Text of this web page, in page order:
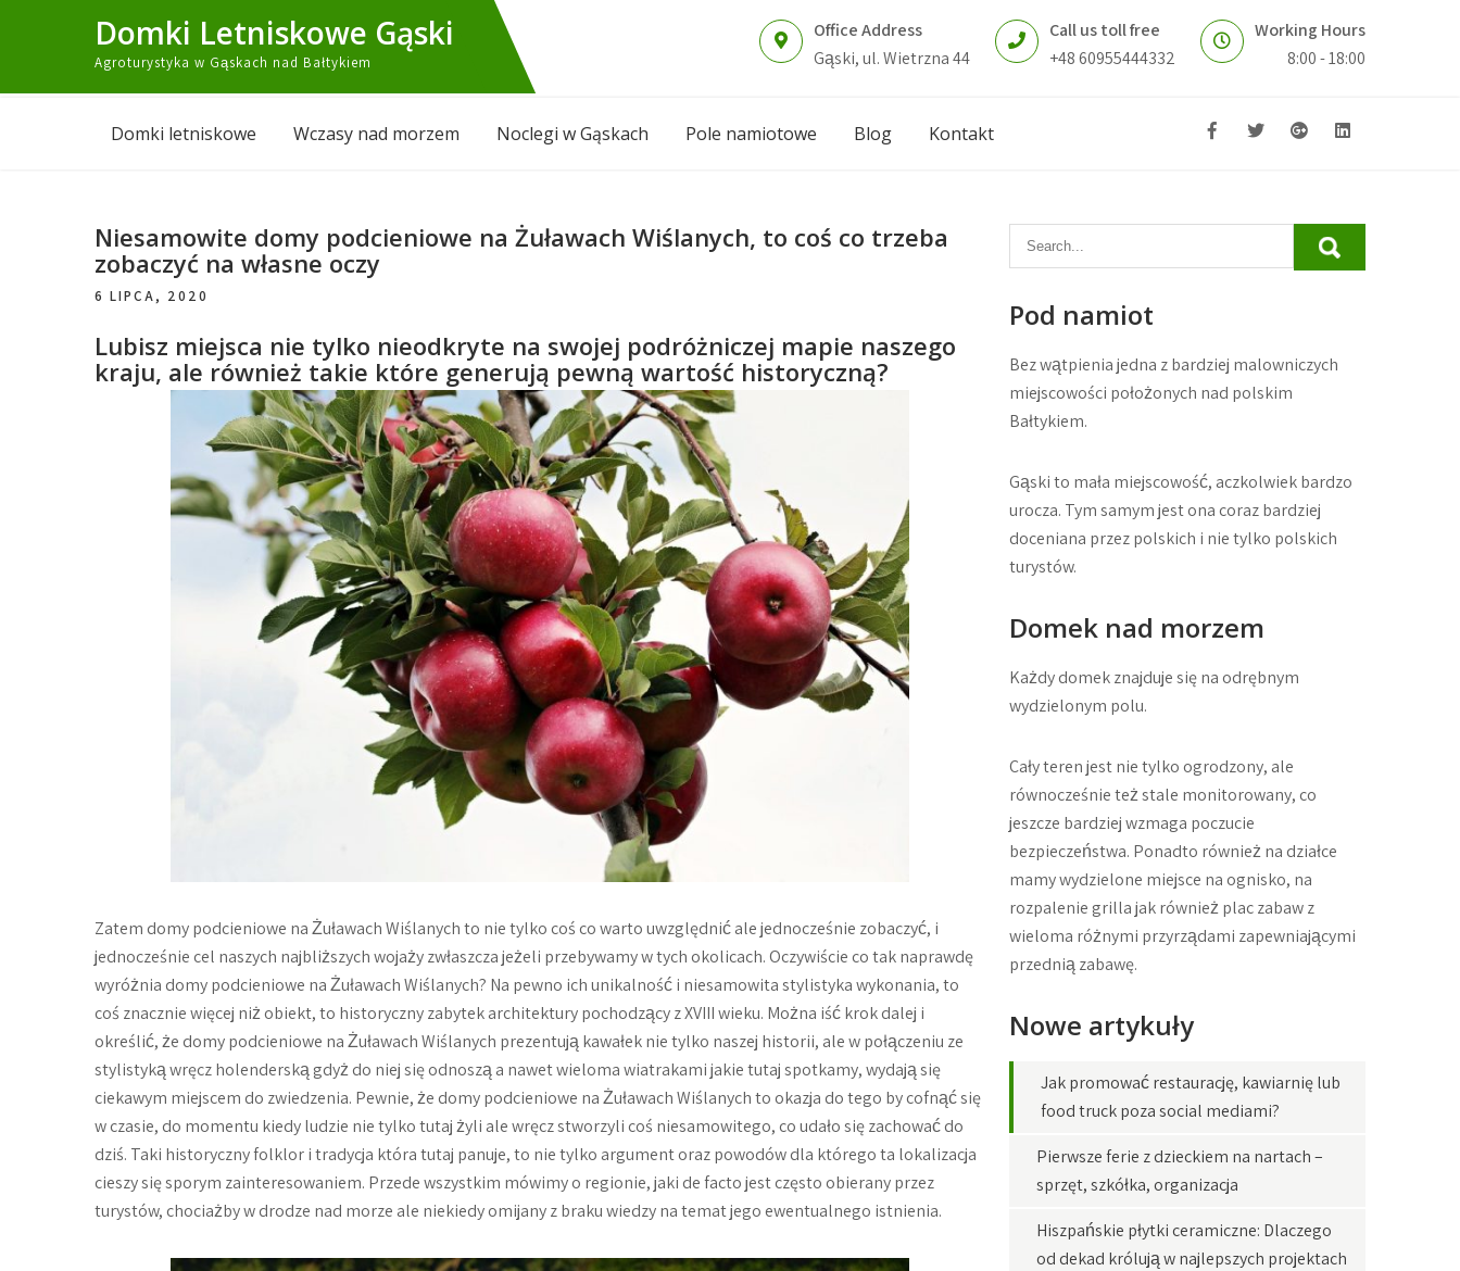
Domki Letniskowe Gąski
Agroturystyka w Gąskach nad Bałtykiem
Office Address
Gąski, ul. Wietrzna 44
Call us toll free
+48 60955444332
Working Hours
8:00 - 18:00
Domki letniskowe Wczasy nad morzem Noclegi w Gąskach Pole namiotowe Blog Kontakt
Niesamowite domy podcieniowe na Żuławach Wiślanych, to coś co trzeba
zobaczyć na własne oczy
6 LIPCA, 2020
Lubisz miejsca nie tylko nieodkryte na swojej podróżniczej mapie naszego
kraju, ale również takie które generują pewną wartość historyczną?
Zatem domy podcieniowe na Żuławach Wiślanych to nie tylko coś co warto uwzględnić ale jednocześnie zobaczyć, i
jednocześnie cel naszych najbliższych wojaży zwłaszcza jeżeli przebywamy w tych okolicach. Oczywiście co tak naprawdę
wyróżnia domy podcieniowe na Żuławach Wiślanych? Na pewno ich unikalność i niesamowita stylistyka wykonania, to
coś znacznie więcej niż obiekt, to historyczny zabytek architektury pochodzący z XVIII wieku. Można iść krok dalej i
określić, że domy podcieniowe na Żuławach Wiślanych prezentują kawałek nie tylko naszej historii, ale w połączeniu ze
stylistyką wręcz holenderską gdyż do niej się odnoszą a nawet wieloma wiatrakami jakie tutaj spotkamy, wydają się
ciekawym miejscem do zwiedzenia. Pewnie, że domy podcieniowe na Żuławach Wiślanych to okazja do tego by cofnąć się
w czasie, do momentu kiedy ludzie nie tylko tutaj żyli ale wręcz stworzyli coś niesamowitego, co udało się zachować do
dziś. Taki historyczny folklor i tradycja która tutaj panuje, to nie tylko argument oraz powodów dla którego ta lokalizacja
cieszy się sporym zainteresowaniem. Przede wszystkim mówimy o regionie, jaki de facto jest często obierany przez
turystów, chociażby w drodze nad morze ale niekiedy omijany z braku wiedzy na temat jego ewentualnego istnienia.
Pod namiot
Bez wątpienia jedna z bardziej malowniczych
miejscowości położonych nad polskim
Bałtykiem.
Gąski to mała miejscowość, aczkolwiek bardzo
urocza. Tym samym jest ona coraz bardziej
doceniana przez polskich i nie tylko polskich
turystów.
Domek nad morzem
Każdy domek znajduje się na odrębnym
wydzielonym polu.
Cały teren jest nie tylko ogrodzony, ale
równocześnie też stale monitorowany, co
jeszcze bardziej wzmaga poczucie
bezpieczeństwa. Ponadto również na działce
mamy wydzielone miejsce na ognisko, na
rozpalenie grilla jak również plac zabaw z
wieloma różnymi przyrządami zapewniającymi
przednią zabawę.
Nowe artykuły
Jak promować restaurację, kawiarnię lub
food truck poza social mediami?
Pierwsze ferie z dzieckiem na nartach –
sprzęt, szkółka, organizacja
Hiszpańskie płytki ceramiczne: Dlaczego
od dekad królują w najlepszych projektach